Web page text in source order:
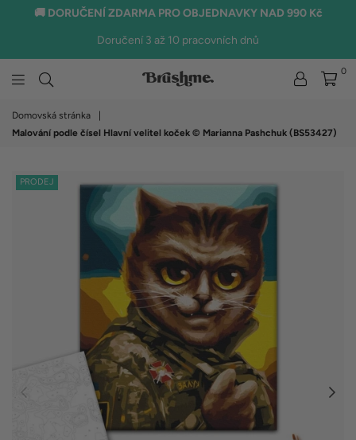
🚚 DORUČENÍ ZDARMA PRO OBJEDNAVKY NAD 990 Kč
Doručení 3 až 10 pracovních dnů
0
Domovská stránka
Malování podle čísel Hlavní velitel koček © Marianna Pashchuk (BS53427)
PRODEJ